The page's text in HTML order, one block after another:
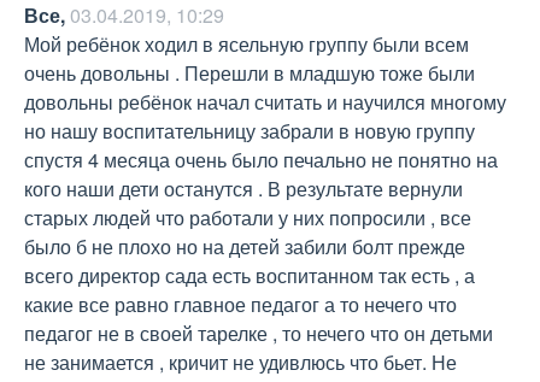
Все,03.04.2019, 10:29
Мой ребёнок ходил в ясельную группу были всем
очень довольны . Перешли в младшую тоже были
довольны ребёнок начал считать и научился многому
но нашу воспитательницу забрали в новую группу
спустя 4 месяца очень было печально не понятно на
кого наши дети останутся . В результате вернули
старых людей что работали у них попросили , все
было б не плохо но на детей забили болт прежде
всего директор сада есть воспитанном так есть , а
какие все равно главное педагог а то нечего что
педагог не в своей тарелке , то нечего что он детьми
не занимается , кричит не удивлюсь что бьет. Не